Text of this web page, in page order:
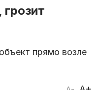
прямо возле